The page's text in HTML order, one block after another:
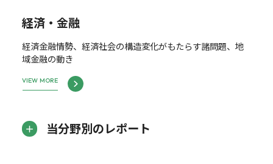
経済・金融
経済金融情勢、経済社会の構造変化がもたらす諸問題、地
域金融の動き
VIEW MORE
当分野別のレポート